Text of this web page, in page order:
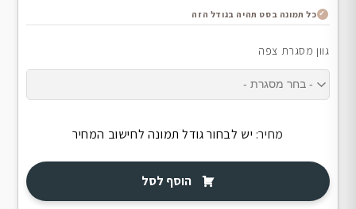
כל תמונה בסט תהיה בגודל הזה
גוון מסגרת צפה
מחיר: יש לבחור גודל תמונה לחישוב המחיר
הוסף לסל